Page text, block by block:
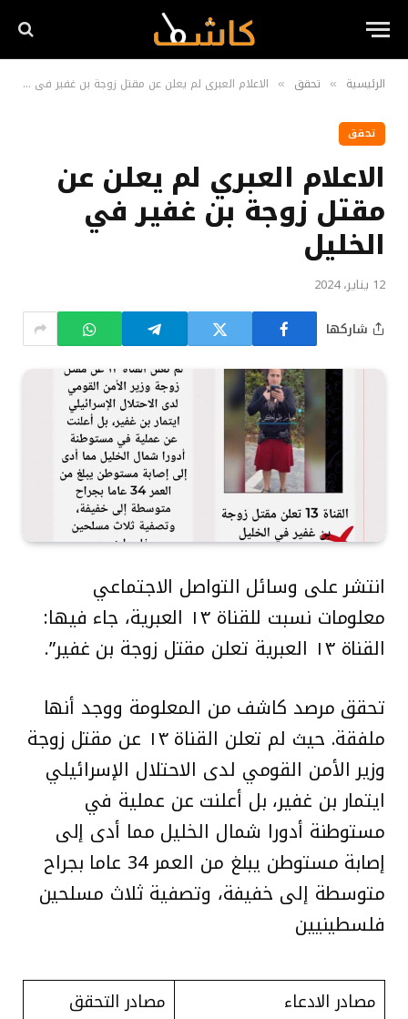
الرئيسية » تحقق » الاعلام العبري لم يعلن عن مقتل زوجة بن غفير في الخليل
تحقق
الاعلام العبري لم يعلن عن
مقتل زوجة بن غفير في
الخليل
12 يناير، 2024
شاركها
انتشر على وسائل التواصل الاجتماعي
معلومات نسبت للقناة ١٣ العبرية، جاء فيها:
القناة ١٣ العبرية تعلن مقتل زوجة بن غفير”.
تحقق مرصد كاشف من المعلومة ووجد أنها
ملفقة. حيث لم تعلن القناة ١٣ عن مقتل زوجة
وزير الأمن القومي لدى الاحتلال الإسرائيلي
ايتمار بن غفير، بل أعلنت عن عملية في
مستوطنة أدورا شمال الخليل مما أدى إلى
إصابة مستوطن يبلغ من العمر 34 عاما بجراح
متوسطة إلى خفيفة، وتصفية ثلاث مسلحين
فلسطينيين
مصادر الادعاء
مصادر التحقق